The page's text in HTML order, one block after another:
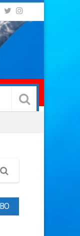
Search